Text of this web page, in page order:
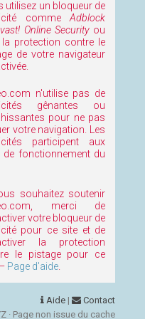
utilisez un bloqueur de
comme Adblock
Online Securityou
la protection contre le
de votre navigateur
n'utilise pas de
gênantes ou
pour ne pas
votre navigation. Les
participent aux
de fonctionnement du
souhaitez soutenir
merci de
votre bloqueur de
pour ce site et de
la protection
le pistage pour ce
Page d'aide
Aide |
Contact
· Page non issue du cache